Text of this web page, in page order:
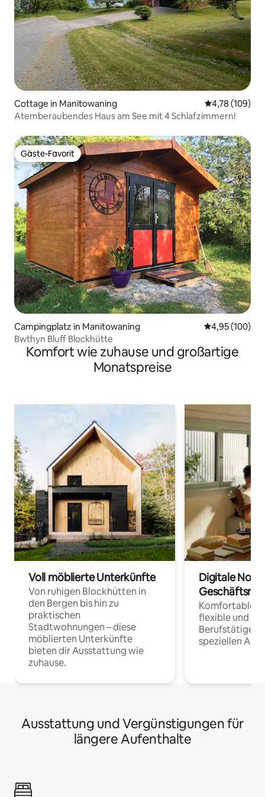
Cottage in Manitowaning
4,78 (109)
Atemberaubendes Haus am See mit 4 Schlafzimmern!
Gäste-Favorit
Gäste-Favorit
Campingplatz in Manitowaning
4,95 (100)
Bwthyn Bluff Blockhütte
Komfort wie zuhause und großartige
Monatspreise
Voll möblierte Unterkünfte
Von ruhigen Blockhütten in
den Bergen bis hin zu
praktischen
Stadtwohnungen – diese
möblierten Unterkünfte
bieten dir Ausstattung wie
zuhause.
Digitale
Komfortable
flexible und
Berufstätige
speziellen
Ausstattung und Vergünstigungen für
längere Aufenthalte